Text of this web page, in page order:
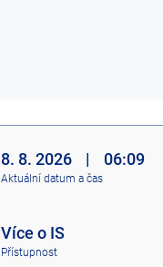
8. 8. 2026 | 06:09
Aktuální datum a čas
Více o IS
Přístupnost